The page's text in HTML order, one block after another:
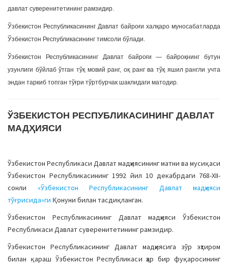
давлат суверенитетининг рамзидир.
Ўзбекистон Республикасининг Давлат байроғи халқаро муносабатларда
Ўзбекистон Республикасининг тимсоли бўлади.
Ўзбекистон Республикасининг Давлат байроғи — байроқнинг бутун
узунлиги бўйлаб ўтган тўқ мовий ранг, оқ ранг ва тўқ яшил рангли учта
эндан таркиб топган тўғри тўртбурчак шаклидаги матодир.
ЎЗБЕКИСТОН РЕСПУБЛИКАСИНИНГ ДАВЛАТ
МАДҲИЯСИ
Ўзбекистон Республикаси Давлат мадҳиясининг матни ва мусиқаси
Ўзбекистон Республикасининг 1992 йил 10 декабрдаги 768-ХII-
сонли «Ўзбекистон Республикасининг Давлат мадҳияси
тўғрисида»ги Қонуни билан тасдиқланган.
Ўзбекистон Республикасининг Давлат мадҳияси Ўзбекистон
Республикаси Давлат суверенитетининг рамзидир.
Ўзбекистон Республикасининг Давлат мадҳиясига зўр эҳтиром
билан қараш Ўзбекистон Республикаси ҳар бир фуқаросининг